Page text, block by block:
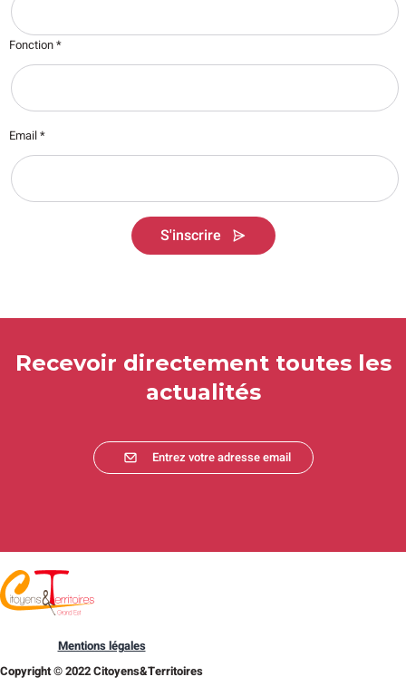
Fonction *
Email *
Recevoir directement toutes les
actualités
Entrez votre adresse email
Mentions légales
Copyright © 2022 Citoyens&Territoires